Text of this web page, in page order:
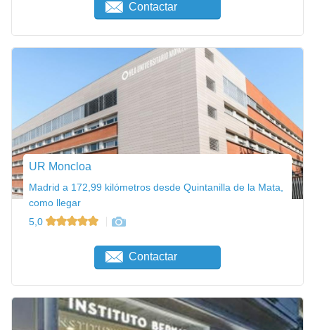
Contactar
UR Moncloa
Madrid a 172,99 kilómetros desde Quintanilla de la Mata,
como llegar
5,0
Contactar